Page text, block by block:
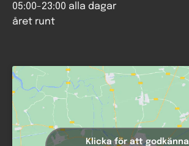
05:00-23:00 alla dagar
året runt
Klicka för att godkänna